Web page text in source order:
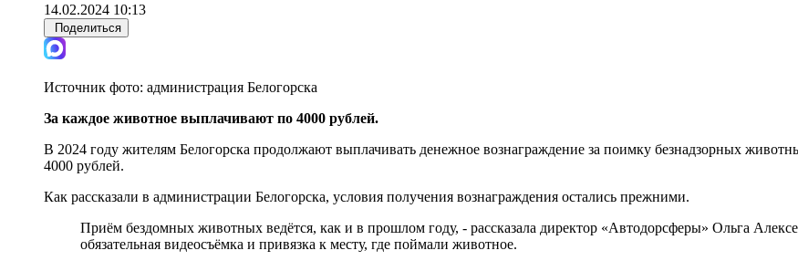
14.02.2024 10:13
Поделиться
Источник фото: администрация Белогорска
За каждое животное выплачивают по 4000 рублей.
В 2024 году жителям Белогорска продолжают выплачивать денежное вознаграждение за поимку безнадзорных
4000 рублей.
Как рассказали в администрации Белогорска, условия получения вознаграждения остались прежними.
Приём бездомных животных ведётся, как и в прошлом году, - рассказала директор «Автодорсферы» Ольга
обязательная видеосъёмка и привязка к месту, где поймали животное.